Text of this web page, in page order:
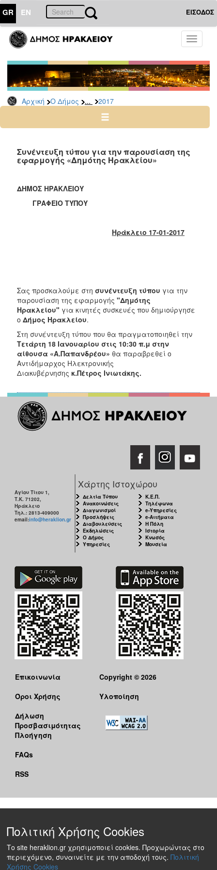
GR EN ΕΙΣΟΔΟΣ
Toggle
Αρχική Ο Δήμος ... 2017
ΔΗΜΟΣ
Δελτία
Τύπου
Αρχείο
2026
2024
2022
2020
2019
2012
2011
2010
2006
ΤΟΠΟΣ
ΜΑΣ
ΠΟΛΙΤΙΣΜΟΣ
Συνέντευξη τύπου για την παρουσίαση της
εφαρμογής «Δημότης Ηρακλείου»
ΔΗΜΟΣ ΗΡΑΚΛΕΙΟΥ
ΓΡΑΦΕΙΟ ΤΥΠΟΥ
Ηράκλειο 17-01-2017
Σας προσκαλούμε στη συνέντευξη τύπου για την
παρουσίαση της εφαρμογής "Δημότης
Ηρακλείου" για κινητές συσκευές που δημιούργησε
ο Δήμος Ηρακλείου.
Στη συνέντευξη τύπου που θα πραγματοποιηθεί την
Τετάρτη 18 Ιανουαρίου στις 10:30 π.μ στην
αίθουσα «Α.Παπανδρέου» θα παραβρεθεί ο
Αντιδήμαρχος Ηλεκτρονικής
Διακυβέρνησης κ.Πέτρος Ινιωτάκης.
Αγίου Τίτου 1,
Τ.Κ. 71202,
Ηράκλειο
Τηλ.: 2813-409000
email:info@heraklion.gr
Χάρτης Ιστοχώρου
Δελτία Τύπου
Ανακοινώσεις
Διαγωνισμοί
Προσλήψεις
Διαβουλεύσεις
Εκδηλώσεις
Ο Δήμος
Υπηρεσίες
Κ.Ε.Π.
Τηλέφωνα
e-Υπηρεσίες
e-Αιτήματα
Η Πόλη
Ιστορία
Κνωσός
Μουσεία
Επικοινωνία
Όροι Χρήσης
Δήλωση
Προσβασιμότητας
Πλοήγηση
FAQs
RSS
Copyright © 2026
Υλοποίηση
Πολιτική Χρήσης Cookies
Το site heraklion.gr χρησιμοποιεί cookies. Προχωρώντας στο
περιεχόμενο, συναινείτε με την αποδοχή τους. Πολιτική
Χρήσης Cookies